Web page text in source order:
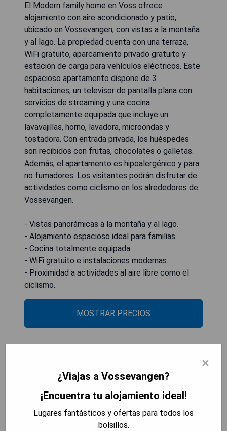
El Modern family home en Voss ofrece
alojamiento con aire acondicionado y patio,
ubicado en Vossevangen, con vistas a la montaña
y al lago. La propiedad cuenta con una terraza,
WiFi gratuito, aparcamiento privado gratuito y
estación de carga para vehículos eléctricos. Este
espacioso apartamento dispone de 3
habitaciones, un televisor de pantalla plana con
servicios de streaming y una cocina
completamente equipada que incluye un
lavavajillas, horno, lavadora, microondas y
tostadora. Con entrada privada, los huéspedes
son recibidos con frutas, chocolates o galletas.
Además, el apartamento es hipoalergénico y para
no fumadores. Los visitantes podrán disfrutar de
actividades como ciclismo en los alrededores de
Vossevangen.
- Vistas panorámicas a la montaña y al lago.
- Alojamiento espacioso ideal para familias.
- Cocina totalmente equipada.
- WiFi gratuito e instalaciones modernas.
- Proximidad a actividades al aire libre como el
ciclismo.
MOSTRAR PRECIOS
×
¿Viajas a Vossevangen?
¡Encuentra tu alojamiento ideal!
Lugares fantásticos y ofertas para todos los
bolsillos.